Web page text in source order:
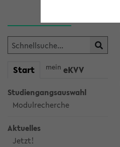
Start mein eKVV
Studiengangsauswahl
Modulrecherche
Aktuelles
Jetzt!